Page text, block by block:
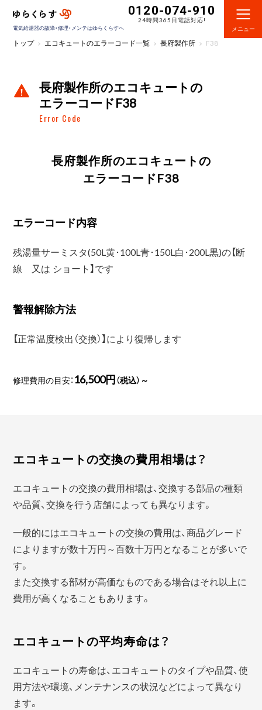
電気給湯器の故障・修理・メンテはゆらくらすへ
0120-074-910
24時間365日電話対応!
メニュー
トップ エコキュートのエラーコード一覧 長府製作所 F38
長府製作所のエコキュートの
エラーコードF38
Error Code
長府製作所のエコキュートの
エラーコードF38
エラーコード内容
残湯量サーミスタ(50L黄･100L青･150L白･200L黒)の【断
線 又は ショート】です
警報解除方法
【正常温度検出（交換）】により復帰します
修理費用の目安： 16,500円（税込）～
エコキュートの交換の費用相場は？
エコキュートの交換の費用相場は、交換する部品の種類
や品質、交換を行う店舗によっても異なります。
一般的にはエコキュートの交換の費用は、商品グレード
によりますが数十万円～百数十万円となることが多いで
す。
また交換する部材が高価なものである場合はそれ以上に
費用が高くなることもあります。
エコキュートの平均寿命は？
エコキュートの寿命は、エコキュートのタイプや品質、使
用方法や環境、メンテナンスの状況などによって異なり
ます。